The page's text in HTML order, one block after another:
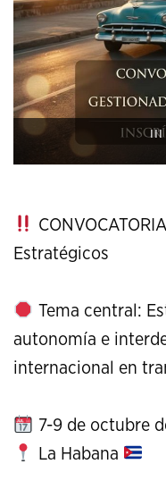
XI
Estratégicos
Tema central:
autonomía e
internacional en
7-9 de octubre
La Habana